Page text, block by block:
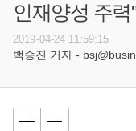
인재양성 주력"
2019-04-24 11:59:15
백승진 기자 -